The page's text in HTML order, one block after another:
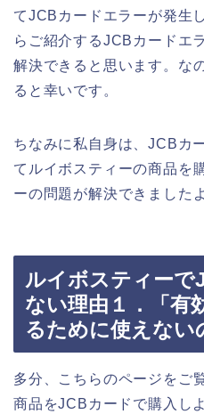
てJCBカードエラーが発生
らご紹介するJCBカードエ
解決できると思います。な
ると幸いです。
ちなみに私自身は、JCBカ
てルイボスティーの商品を
ーの問題が解決できました
ルイボスティーで
ない理由１．「有
るために使えない
多分、こちらのページをご
商品をJCBカードで購入し